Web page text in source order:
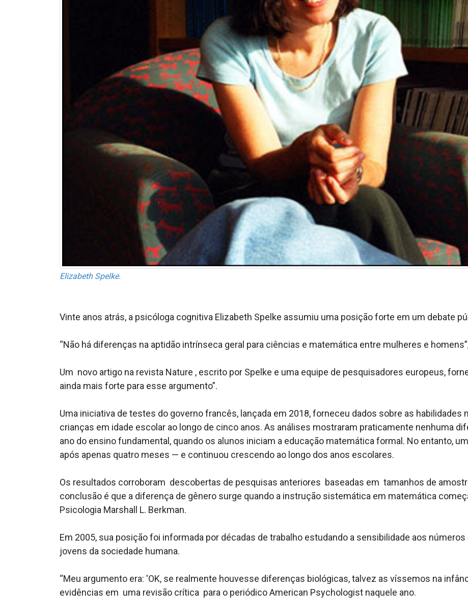
Elizabeth Spelke.
Vinte anos atrás, a psicóloga cognitiva Elizabeth Spelke assumiu uma posição forte em um debate
“Não há diferenças na aptidão intrínseca geral para ciências e matemática entre mulheres e
Um novo artigo na revista Nature , escrito por Spelke e uma equipe de pesquisadores europeus,
ainda mais forte para esse argumento”.
Uma iniciativa de testes do governo francês, lançada em 2018, forneceu dados sobre as habilidades
crianças em idade escolar ao longo de cinco anos. As análises mostraram praticamente nenhuma
ano do ensino fundamental, quando os alunos iniciam a educação matemática formal. No entanto,
após apenas quatro meses — e continuou crescendo ao longo dos anos escolares.
Os resultados corroboram descobertas de pesquisas anteriores baseadas em tamanhos de
conclusão é que a diferença de gênero surge quando a instrução sistemática em matemática
Psicologia Marshall L. Berkman.
Em 2005, sua posição foi informada por décadas de trabalho estudando a sensibilidade aos
jovens da sociedade humana.
“Meu argumento era: 'OK, se realmente houvesse diferenças biológicas, talvez as víssemos na
evidências em uma revisão crítica para o periódico American Psychologist naquele ano.